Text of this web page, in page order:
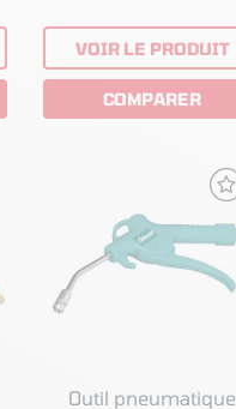
VOIR LE PRODUIT
COMPARER
Outil pneumatique